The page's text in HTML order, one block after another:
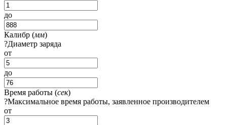
до
Калибр (мм)
?Диаметр заряда
от
до
Время работы (сек)
?Максимальное время работы, заявленное производителем
от